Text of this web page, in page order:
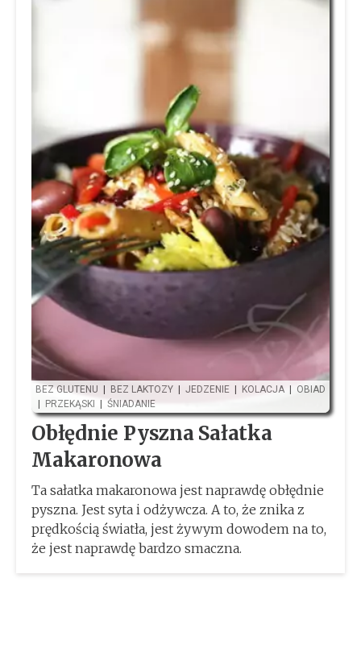
BEZ GLUTENU | BEZ LAKTOZY | JEDZENIE | KOLACJA | OBIAD
| PRZEKĄSKI | ŚNIADANIE
Obłędnie Pyszna Sałatka
Makaronowa
Ta sałatka makaronowa jest naprawdę obłędnie
pyszna. Jest syta i odżywcza. A to, że znika z
prędkością światła, jest żywym dowodem na to,
że jest naprawdę bardzo smaczna.